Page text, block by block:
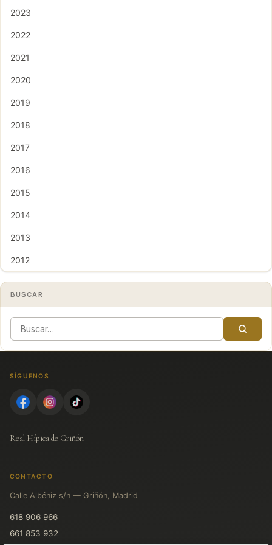
2023
2022
2021
2020
2019
2018
2017
2016
2015
2014
2013
2012
BUSCAR
SÍGUENOS
Real Hípica de Griñón
CONTACTO
Calle Albéniz s/n — Griñón, Madrid
618 906 966
661 853 932